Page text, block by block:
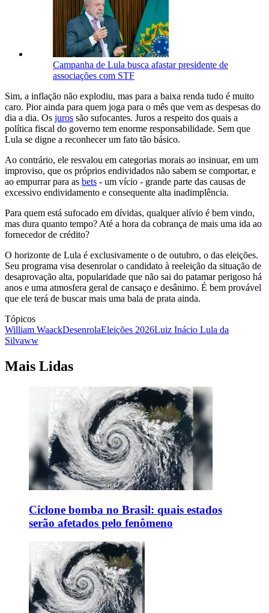
Campanha de Lula busca afastar presidente de
associações com STF
Sim, a inflação não explodiu, mas para a baixa renda tudo é muito
caro. Pior ainda para quem joga para o mês que vem as despesas do
dia a dia. Os juros são sufocantes. Juros a respeito dos quais a
política fiscal do governo tem enorme responsabilidade. Sem que
Lula se digne a reconhecer um fato tão básico.
Ao contrário, ele resvalou em categorias morais ao insinuar, em um
improviso, que os próprios endividados não sabem se comportar, e
ao empurrar para as bets - um vício - grande parte das causas de
excessivo endividamento e consequente alta inadimplência.
Para quem está sufocado em dívidas, qualquer alívio é bem vindo,
mas dura quanto tempo? Até a hora da cobrança de mais uma ida ao
fornecedor de crédito?
O horizonte de Lula é exclusivamente o de outubro, o das eleições.
Seu programa visa desenrolar o candidato à reeleição da situação de
desaprovação alta, popularidade que não sai do patamar perigoso há
anos e uma atmosfera geral de cansaço e desânimo. É bem provável
que ele terá de buscar mais uma bala de prata ainda.
Tópicos
William WaackDesenrolaEleições 2026Luiz Inácio Lula da
Silvaww
Mais Lidas
Ciclone bomba no Brasil: quais estados
serão afetados pelo fenômeno